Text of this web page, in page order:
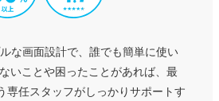
な画面設計で、誰でも簡単に使い
いことや困ったことがあれば、最
専任スタッフがしっかりサポートす